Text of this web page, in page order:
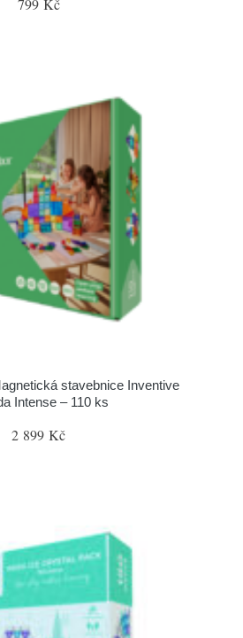
799 Kč
stavebnice Inventive
Intense – 110 ks
2 899 Kč